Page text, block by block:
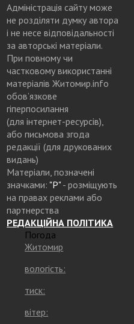
Адміністрація сайту може
не розділяти думку автора
і не несе відповідальності
за авторські матеріали.
При повному чи
частковому використанні
матеріалів Житомир.info
обов’язкове
гіперпосилання
(для інтернет-ресурсів),
або письмова згода
редакції (для друкованих
видань)
Матеріали, позначені
значками: "Р"- розміщують
на правах реклами або
партнерства
РЕДАКЦІЙНА ПОЛІТИКА
Погода
Житомир
вологість:
тиск:
вітер: